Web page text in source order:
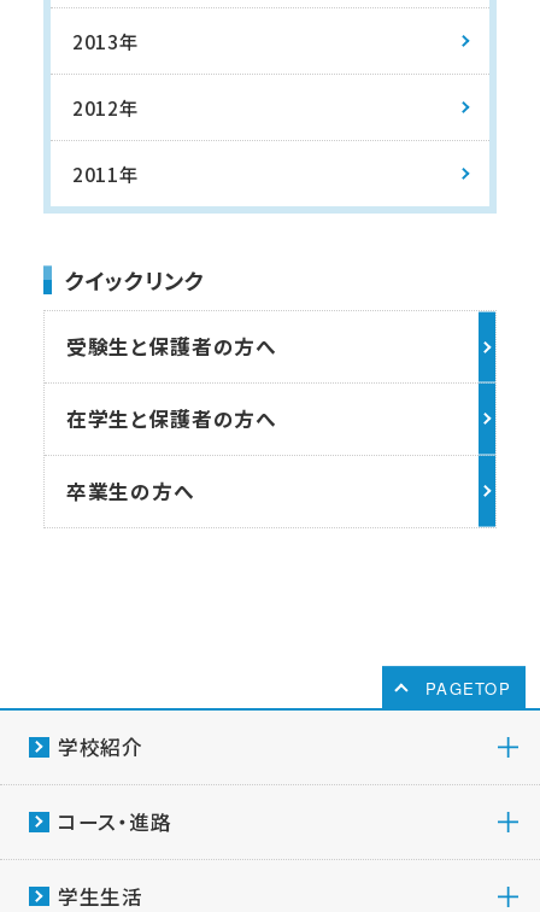
2013年
2012年
2011年
クイックリンク
受験生と保護者の方へ
在学生と保護者の方へ
卒業生の方へ
PAGETOP
学校紹介
コース・進路
学生生活